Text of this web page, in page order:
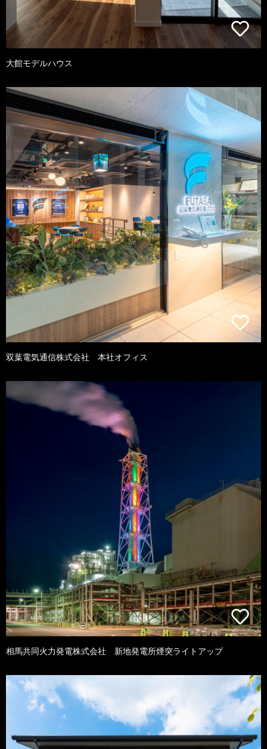
大館モデルハウス
双葉電気通信株式会社 本社オフィス
相馬共同火力発電株式会社 新地発電所煙突ライトアップ